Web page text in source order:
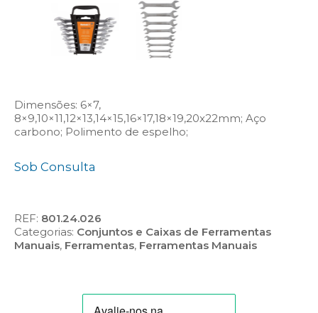
Dimensões: 6×7,
8×9,10×11,12×13,14×15,16×17,18×19,20x22mm; Aço
carbono; Polimento de espelho;
Sob Consulta
REF: 801.24.026
Categorias: Conjuntos e Caixas de Ferramentas
Manuais, Ferramentas, Ferramentas Manuais